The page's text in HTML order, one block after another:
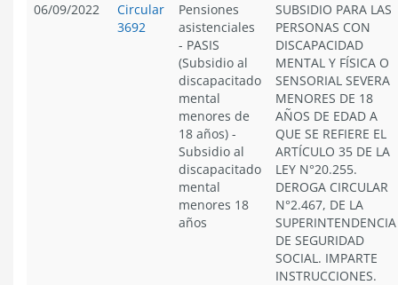
06/09/2022
Circular
3692
Pensiones
asistenciales
- PASIS
(Subsidio al
discapacitado
mental
menores de
18 años) -
Subsidio al
discapacitado
mental
menores 18
años
SUBSIDIO PARA LAS
PERSONAS CON
DISCAPACIDAD
MENTAL Y FÍSICA O
SENSORIAL SEVERA
MENORES DE 18
AÑOS DE EDAD A
QUE SE REFIERE EL
ARTÍCULO 35 DE LA
LEY N°20.255.
DEROGA CIRCULAR
N°2.467, DE LA
SUPERINTENDENCIA
DE SEGURIDAD
SOCIAL. IMPARTE
INSTRUCCIONES.